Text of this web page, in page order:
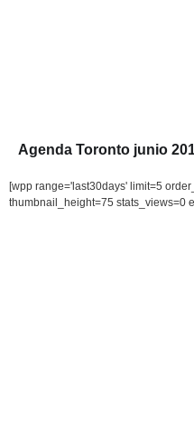
Agenda Toronto junio
[wpp range='last30days' limit=5
thumbnail_height=75 stats_views=0